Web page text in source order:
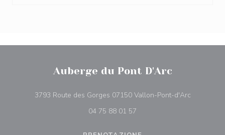
Auberge du Pont D'Arc
3793 Route des Gorges 07150 Vallon-Pont-d'Arc((apre
04 75 88 01 57